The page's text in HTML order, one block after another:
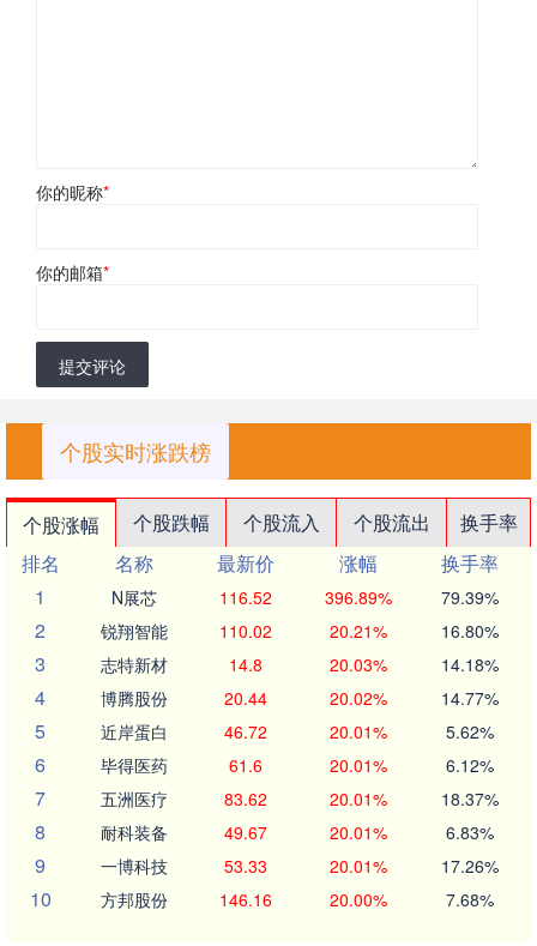
你的昵称*
你的邮箱*
提交评论
个股实时涨跌榜
个股涨幅 个股跌幅 个股流入 个股流出
换手率
排名
名称 最新价 涨幅
换手率
1
N展芯 116.52 396.89% 79.39%
2 锐翔智能 110.02 20.21% 16.80%
3 志特新材 14.8 20.03% 14.18%
4 博腾股份 20.44 20.02% 14.77%
5 近岸蛋白 46.72 20.01% 5.62%
6 毕得医药 61.6 20.01% 6.12%
7 五洲医疗 83.62 20.01% 18.37%
8 耐科装备 49.67 20.01% 6.83%
9 一博科技 53.33 20.01% 17.26%
10 方邦股份 146.16 20.00% 7.68%